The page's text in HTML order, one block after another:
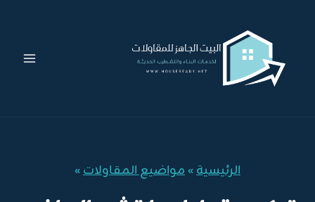
المحتوى
الرئيسية»مواضيع المقاولات»